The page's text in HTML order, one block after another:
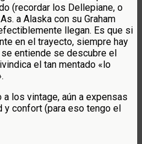
(recordar los Dellepiane, o
a Alaska con su Graham
llegan. Es que si
en el trayecto, siempre hay
entiende se descubre el
el tan mentado «lo
los vintage, aún a expensas
confort (para eso tengo el